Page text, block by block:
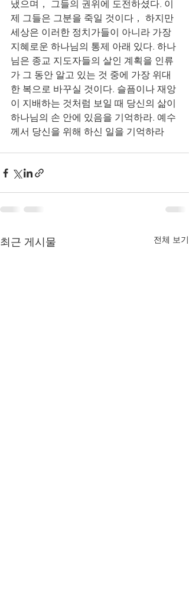
냈으며， 그들의 권위에 도전하셨다. 이
제 그들은 그분을 죽일 것이다， 하지만
세상은 이러한 정치가들이 아니라 가장
지혜로운 하나님의 통제 아래 있다. 하나
님은 종교 지도자들의 살인 계획을 인류
가 그 동안 알고 있는 것 중에 가장 위대
한 복으로 바꾸실 것이다. 슬픔이나 재앙
이 지배하는 것처럼 보일 때 당신의 삶이
하나님의 손 안에 있음을 기억하라. 예수
께서 당신을 위해 하신 일을 기억하라
최근 게시물 전체 보기